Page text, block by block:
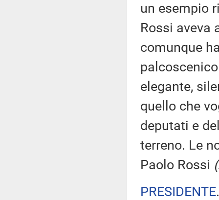
un esempio
Rossi aveva
comunque
elegante,
quello che
deputati e
terreno. Le
Paolo Rossi
PRESIDENTE